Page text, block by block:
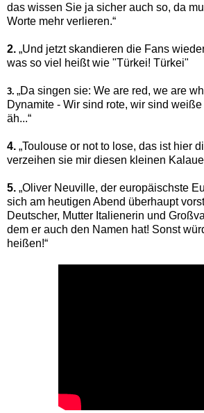
das wissen Sie ja sicher auch so, da
Worte mehr verlieren.“
2. „Und jetzt skandieren die Fans
was so viel heißt wie "Türkei! Türkei"
3. „Da singen sie: We are red, we are
Dynamite - Wir sind rote, wir sind
äh...“
4. „Toulouse or not to lose, das ist hier
verzeihen sie mir diesen kleinen
5. „Oliver Neuville, der europäischste
sich am heutigen Abend überhaupt
Deutscher, Mutter Italienerin und
dem er auch den Namen hat! Sonst
heißen!“